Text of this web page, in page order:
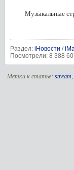
Музыкальные
Раздел: iНовости /
Посмотрели: 8 388
Метки к статье: stream,